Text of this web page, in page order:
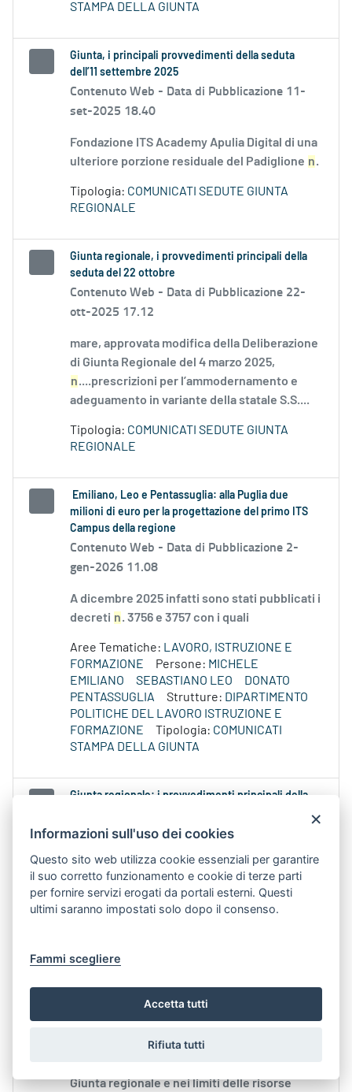
STAMPA DELLA GIUNTA
Giunta, i principali provvedimenti della seduta
dell’11 settembre 2025
Contenuto Web - Data di Pubblicazione 11-
set-2025 18.40
Fondazione ITS Academy Apulia Digital di una
ulteriore porzione residuale del Padiglione n.
Tipologia: COMUNICATI SEDUTE GIUNTA
REGIONALE
Giunta regionale, i provvedimenti principali della
seduta del 22 ottobre
Contenuto Web - Data di Pubblicazione 22-
ott-2025 17.12
mare, approvata modifica della Deliberazione
di Giunta Regionale del 4 marzo 2025,
n....prescrizioni per l’ammodernamento e
adeguamento in variante della statale S.S....
Tipologia: COMUNICATI SEDUTE GIUNTA
REGIONALE
Emiliano, Leo e Pentassuglia: alla Puglia due
milioni di euro per la progettazione del primo ITS
Campus della regione
Contenuto Web - Data di Pubblicazione 2-
gen-2026 11.08
A dicembre 2025 infatti sono stati pubblicati i
decreti n. 3756 e 3757 con i quali
Aree Tematiche: LAVORO, ISTRUZIONE E
FORMAZIONE
Persone: MICHELE
EMILIANO
SEBASTIANO LEO
DONATO
PENTASSUGLIA
Strutture: DIPARTIMENTO
POLITICHE DEL LAVORO ISTRUZIONE E
FORMAZIONE
Tipologia: COMUNICATI
STAMPA DELLA GIUNTA
Giunta regionale: i provvedimenti principali della
Contenuto Web -Data di Pubblicazione 29-
. - Destination Management Organization, così
come dalla Legge Regionale
. 1 del
Giunta approva delibera dei piani sperimentali di
gen-2026 19.27
Giunta regionale e nei limiti delle risorse
×
Informazioni sull'uso dei cookies
Questo sito web utilizza cookie essenziali per garantire
il suo corretto funzionamento e cookie di terze parti
per fornire servizi erogati da portali esterni. Questi
ultimi saranno impostati solo dopo il consenso.
Fammi scegliere
Accetta tutti
Rifiuta tutti